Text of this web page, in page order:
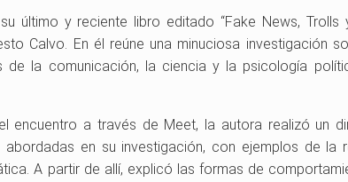
último y reciente libro editado “Fake News, Trolls
Calvo. En él reúne una minuciosa investigación
de la comunicación, la ciencia y la psicología
encuentro a través de Meet, la autora realizó un
en su investigación, con ejemplos de la
A partir de allí, explicó las formas de